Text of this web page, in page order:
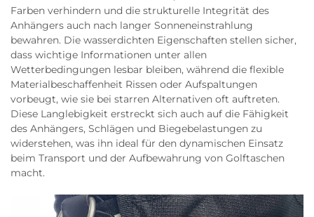
Farben verhindern und die strukturelle Integrität des
Anhängers auch nach langer Sonneneinstrahlung
bewahren. Die wasserdichten Eigenschaften stellen sicher,
dass wichtige Informationen unter allen
Wetterbedingungen lesbar bleiben, während die flexible
Materialbeschaffenheit Rissen oder Aufspaltungen
vorbeugt, wie sie bei starren Alternativen oft auftreten.
Diese Langlebigkeit erstreckt sich auch auf die Fähigkeit
des Anhängers, Schlägen und Biegebelastungen zu
widerstehen, was ihn ideal für den dynamischen Einsatz
beim Transport und der Aufbewahrung von Golftaschen
macht.